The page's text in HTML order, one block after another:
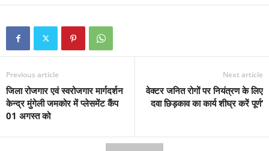
Previous article
जिला रोजगार एवं स्वरोजगार मार्गदर्शन
केन्द्र मुंगेली जमकोर में प्लेसमेंट कैंप
01 अगस्त को
Next article
वेक्टर जनित रोगों पर नियंत्रण के लिए
दवा छिड़काव का कार्य शीघ्र करें पूर्ण‘